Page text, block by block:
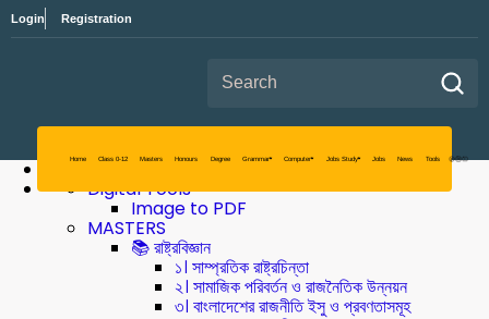
Login Registration
Digital Tools
Image to PDF
MASTERS
📚 রাষ্ট্রবিজ্ঞান
১। সাম্প্রতিক রাষ্ট্রচিন্তা
২। সামাজিক পরিবর্তন ও রাজনৈতিক উন্নয়ন
৩। বাংলাদেশের রাজনীতি ইসু ও প্রবণতাসমূহ